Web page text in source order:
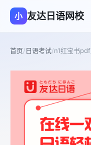
小 友达日语网校
首页/日语考试/n1红宝书